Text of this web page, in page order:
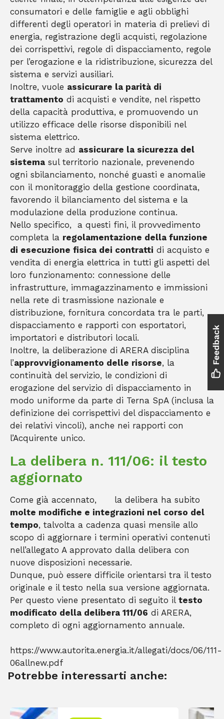
consumatori e delle famiglie e agli obblighi
differenti degli operatori in materia di prelievi di
energia, registrazione degli acquisti, regolazione
dei corrispettivi, regole di dispacciamento, regole
per l’erogazione e la ridistribuzione, sicurezza del
sistema e servizi ausiliari.
Inoltre, vuole assicurare la parità di
trattamento di acquisti e vendite, nel rispetto
della capacità produttiva, e promuovendo un
utilizzo efficace delle risorse disponibili nel
sistema elettrico.
Serve inoltre ad assicurare la sicurezza del
sistema sul territorio nazionale, prevenendo
ogni sbilanciamento, nonché guasti e anomalie
con il monitoraggio della gestione coordinata,
favorendo il bilanciamento del sistema e la
modulazione della produzione continua.
Nello specifico, a questi fini, il provvedimento
completa la regolamentazione della funzione
di esecuzione fisica dei contratti di acquisto e
vendita di energia elettrica in tutti gli aspetti del
loro funzionamento: connessione delle
infrastrutture, immagazzinamento e immissioni
nella rete di trasmissione nazionale e
distribuzione, fornitura concordata tra le parti,
dispacciamento e rapporti con esportatori,
importatori e distributori locali.
Inoltre, la deliberazione di ARERA disciplina
l’approvvigionamento delle risorse, la
continuità del servizio, le condizioni di
erogazione del servizio di dispacciamento in
modo uniforme da parte di Terna SpA (inclusa la
definizione dei corrispettivi del dispacciamento e
dei relativi vincoli), anche nei rapporti con
l’Acquirente unico.
La delibera n. 111/06: il testo
aggiornato
Come già accennato, la delibera ha subito
molte modifiche e integrazioni nel corso del
tempo, talvolta a cadenza quasi mensile allo
scopo di aggiornare i termini operativi contenuti
nell’allegato A approvato dalla delibera con
nuove disposizioni necessarie.
Dunque, può essere difficile orientarsi tra il testo
originale e il testo nella sua versione aggiornata.
Per questo viene presentato di seguito il testo
modificato della delibera 111/06 di ARERA,
completo di ogni aggiornamento annuale.
https://www.autorita.energia.it/allegati/docs/06/111-
06allnew.pdf
Potrebbe interessarti anche: